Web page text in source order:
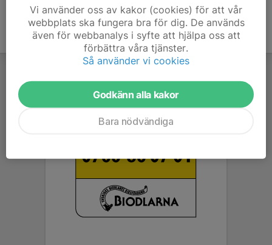
Vi använder oss av kakor (cookies) för att vår
webbplats ska fungera bra för dig. De används
även för webbanalys i syfte att hjälpa oss att
förbättra våra tjänster.
Så använder vi cookies
Godkänn alla kakor
Bara nödvändiga